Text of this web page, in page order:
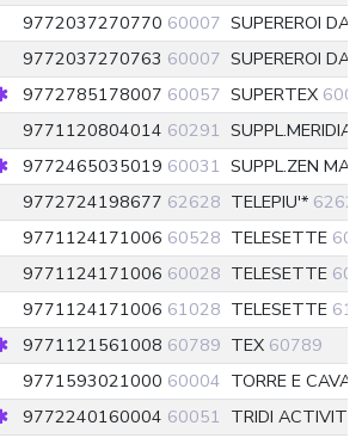
9772037270770 60007 SUPEREROI DA
9772037270763 60007 SUPEREROI DA
9772785178007 60057 SUPERTEX
9771120804014 60291
9772465035019 60031 SUPPL.ZEN
9772724198677 62628 TELEPIU'*
9771124171006 60528 TELESETTE
9771124171006 60028 TELESETTE
9771124171006 61028 TELESETTE
9771121561008 60789 TEX 60789
9771593021000 60004 TORRE E
9772240160004 60051 TRIDI ACTIVITY